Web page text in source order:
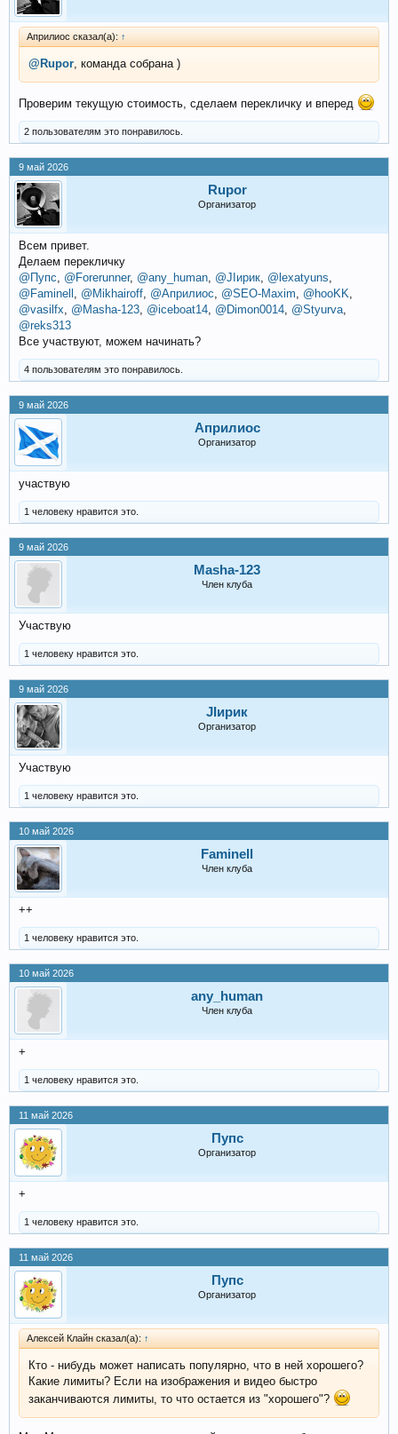
Априлиос сказал(а): ↑
@Rupor, команда собрана )
Проверим текущую стоимость, сделаем перекличку и вперед
2 пользователям это понравилось.
9 май 2026
Rupor
Организатор
Всем привет.
Делаем перекличку
@Пупс, @Forerunner, @any_human, @JIирик, @lexatyuns,
@Faminell , @Mikhairoff, @Априлиос, @SEO-Maxim, @hooKK,
@vasilfx, @Masha-123, @iceboat14, @Dimon0014, @Styurva,
@reks313
Все участвуют, можем начинать?
4 пользователям это понравилось.
9 май 2026
Априлиос
Организатор
участвую
1 человеку нравится это.
9 май 2026
Masha-123
Член клуба
Участвую
1 человеку нравится это.
9 май 2026
JIирик
Организатор
Участвую
1 человеку нравится это.
10 май 2026
Faminell
Член клуба
++
1 человеку нравится это.
10 май 2026
any_human
Член клуба
+
1 человеку нравится это.
11 май 2026
Пупс
Организатор
+
1 человеку нравится это.
11 май 2026
Пупс
Организатор
Алексей Клайн сказал(а): ↑
Кто - нибудь может написать популярно, что в ней хорошего?
Какие лимиты? Если на изображения и видео быстро
заканчиваются лимиты, то что остается из "хорошего"?